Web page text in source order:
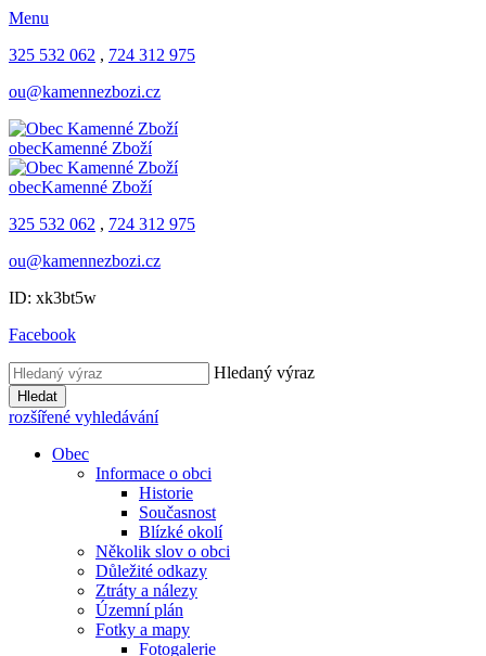
Menu
325 532 062 , 724 312 975
ou@kamennezbozi.cz
obecKamenné Zboží
obecKamenné Zboží
325 532 062 , 724 312 975
ou@kamennezbozi.cz
ID: xk3bt5w
Facebook
Hledaný výraz
Hledat
rozšířené vyhledávání
Obec
Informace o obci
Historie
Současnost
Blízké okolí
Několik slov o obci
Důležité odkazy
Ztráty a nálezy
Územní plán
Fotky a mapy
Fotogalerie